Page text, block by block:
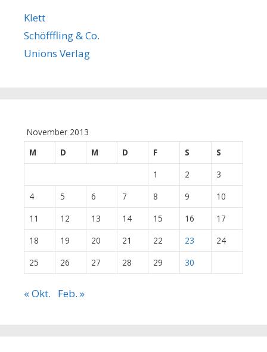
Klett
Schöfffling & Co.
Unions Verlag
November 2013
M
D M D F S
S
1
2
3
4
5 6 7 8 9
10
11
12 13 14 15 16
17
18
19 20 21 22 23
24
25
26 27 28 29 30
« Okt. Feb. »